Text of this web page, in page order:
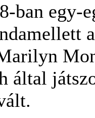
ban egy-
által